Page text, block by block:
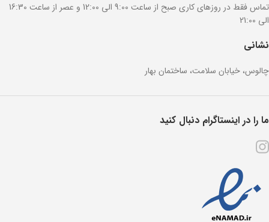
تماس فقط در روزهای کاری صبح از ساعت 9:00 الی 12:00 و عصر از ساعت 16:30
الی 21:00
نشانی
چالوس، خیابان سلامت، ساختمان بهار
ما را در اینستاگرام دنبال کنید